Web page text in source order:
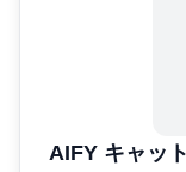
AIFY キャッ